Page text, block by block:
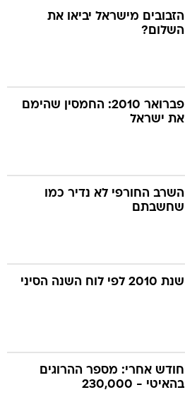
הזבובים מישראל יביאו את
השלום?
פברואר 2010: החמסין שהימם
את ישראל
השרב החורפי לא נדיר כמו
שחשבתם
שנת 2010 לפי לוח השנה הסיני
חודש אחרי: מספר ההרוגים
בהאיטי - 230,000